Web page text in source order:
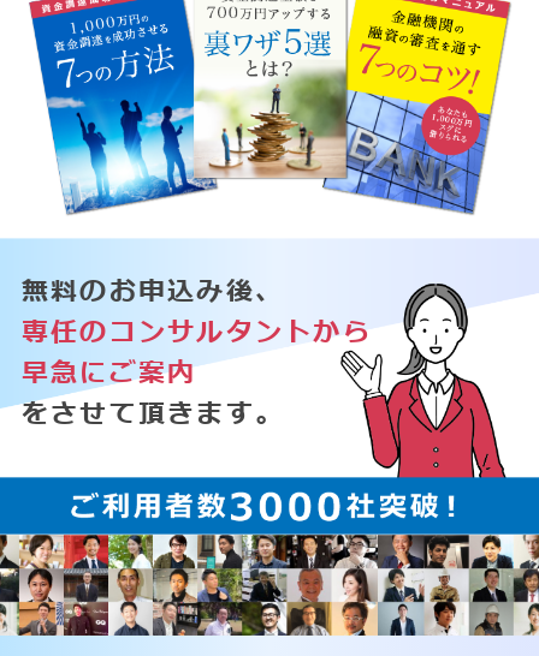
無料のお申込み後、
専任のコンサルタントから
早急にご案内
をさせて頂きます。